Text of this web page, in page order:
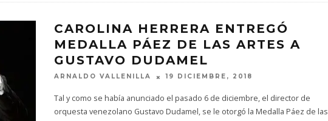
CAROLINA HERRERA ENTREGÓ
MEDALLA PÁEZ DE LAS ARTES A
GUSTAVO DUDAMEL
ARNALDO VALLENILLA 19 DICIEMBRE, 2018
Tal y como se había anunciado el pasado 6 de diciembre, el director de
orquesta venezolano Gustavo Dudamel, se le otorgó la Medalla Páez de las